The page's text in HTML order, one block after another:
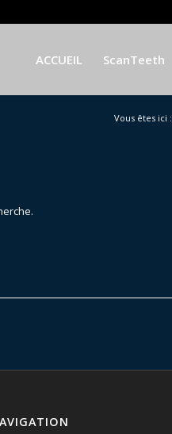
ACCUEIL ScanTeeth
Vous êtes ici :